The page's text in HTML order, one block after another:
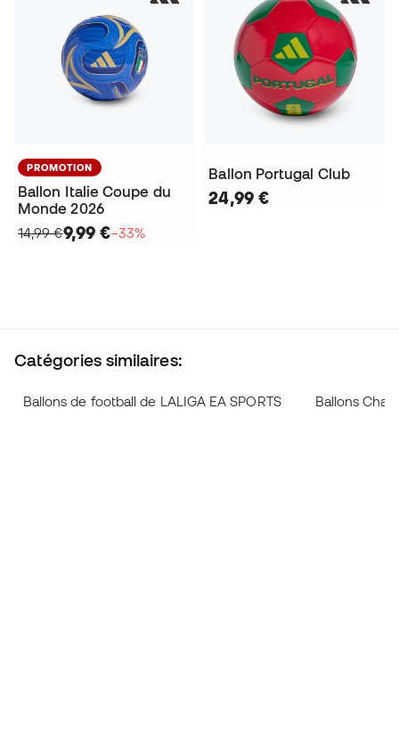
PROMOTION
Ballon Italie Coupe du
Monde 2026
14,99 €9,99 €−33%
Ballon Portugal Club
24,99 €
Catégories similaires:
Ballons de football de LALIGA EA SPORTS Ballons